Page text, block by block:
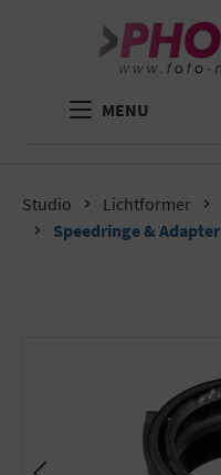
MENU
Studio Lichtformer
Speedringe & Adapter